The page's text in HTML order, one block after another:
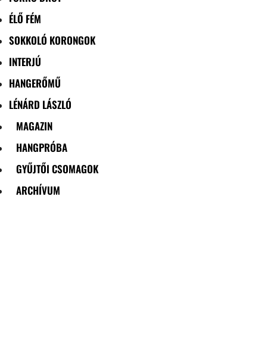
ÉLŐ FÉM
SOKKOLÓ KORONGOK
INTERJÚ
HANGERŐMŰ
LÉNÁRD LÁSZLÓ
MAGAZIN
HANGPRÓBA
GYŰJTŐI CSOMAGOK
ARCHÍVUM